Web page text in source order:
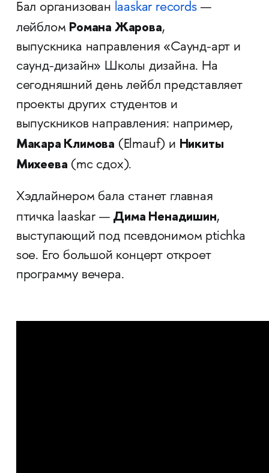
Бал организован laaskar records —
лейблом Романа Жарова,
выпускника направления «Саунд-арт и
саунд-дизайн» Школы дизайна. На
сегодняшний день лейбл представляет
проекты других студентов и
выпускников направления: например,
Макара Климова (Elmauf) и Никиты
Михеева (mc сдох).
Хэдлайнером бала станет главная
птичка laaskar — Дима Ненадишин,
выступающий под псевдонимом ptichka
soe. Его большой концерт откроет
программу вечера.